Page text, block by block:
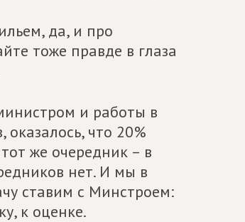
да, и про
тоже правде в глаза
и работы в
что 20%
же очередник – в
нет. И мы в
ставим с Минстроем:
к оценке.